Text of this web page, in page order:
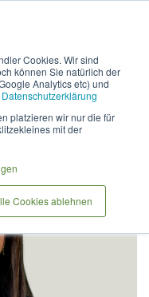
Cookies. Wir sind
können Sie natürlich der
Analytics etc) und
Datenschutzerklärung
platzieren wir nur die für
mit der
Cookies ablehnen